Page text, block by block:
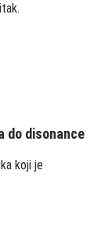
do disonance
koji je